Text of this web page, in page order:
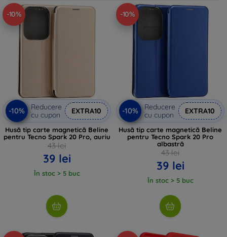
-10%
-10%
Reducere
cu cupon
EXTRA10
Husă tip carte magnetică Beline
pentru Tecno Spark 20 Pro, auriu
43 lei
39 lei
În stoc > 5 buc
-10%
-10%
Reducere
cu cupon
EXTRA10
Husă tip carte magnetică Beline
pentru Tecno Spark 20 Pro
albastră
43 lei
39 lei
În stoc > 5 buc